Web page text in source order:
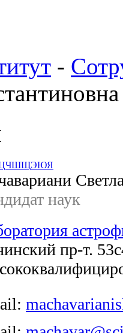
-
ЧШЩЭЮЯ
наук
пр-т.